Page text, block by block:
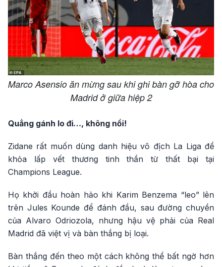
Marco Asensio ăn mừng sau khi ghi bàn gỡ hòa cho
Madrid ở giữa hiệp 2
Quẳng gánh lo đi…, không nổi!
Zidane rất muốn dùng danh hiệu vô địch La Liga để
khỏa lấp vết thương tinh thần từ thất bại tại
Champions League.
Họ khởi đầu hoàn hảo khi Karim Benzema “leo” lên
trên Jules Kounde để đánh đầu, sau đường chuyền
của Alvaro Odriozola, nhưng hậu vệ phải của Real
Madrid đã việt vị và bàn thắng bị loại.
Bàn thắng đến theo một cách không thể bất ngờ hơn